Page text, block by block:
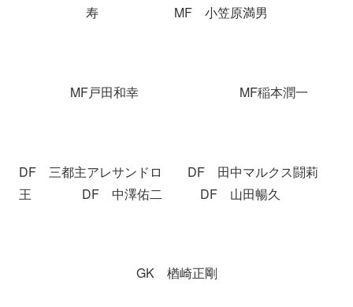
寿 MF 小笠原満男
MF戸田和幸 MF稲本潤一
DF 三都主アレサンドロ DF 田中マルクス闘莉
王 DF 中澤佑二 DF 山田暢久
GK 楢崎正剛